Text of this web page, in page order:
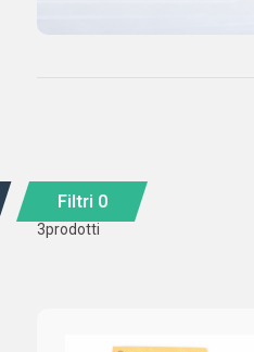
Filtri 0
3prodotti